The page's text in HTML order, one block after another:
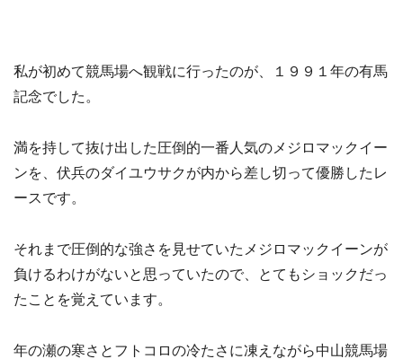
私が初めて競馬場へ観戦に行ったのが、１９９１年の有馬
記念でした。
満を持して抜け出した圧倒的一番人気のメジロマックイー
ンを、伏兵のダイユウサクが内から差し切って優勝したレ
ースです。
それまで圧倒的な強さを見せていたメジロマックイーンが
負けるわけがないと思っていたので、とてもショックだっ
たことを覚えています。
年の瀬の寒さとフトコロの冷たさに凍えながら中山競馬場